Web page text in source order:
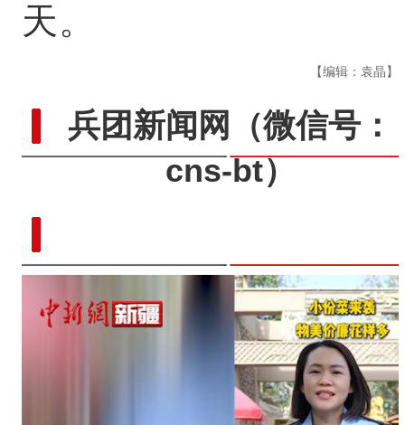
天。
【编辑：袁晶】
兵团新闻网
（微信号：
cns-bt）